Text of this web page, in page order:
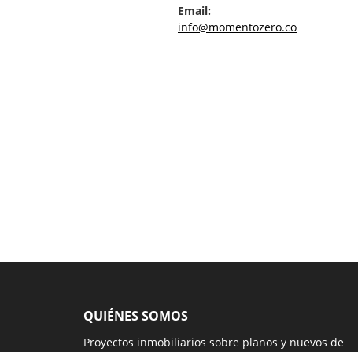
Email:
info@momentozero.co
QUIÉNES SOMOS
Proyectos inmobiliarios sobre planos y nuevos de